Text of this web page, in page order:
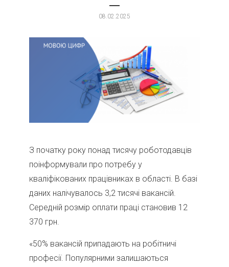
08.02.2025
З початку року понад тисячу роботодавців
поінформували про потребу у
кваліфікованих працівниках в області. В базі
даних налічувалось 3,2 тисячі вакансій.
Середній розмір оплати праці становив 12
370 грн.
«50% вакансій припадають на робітничі
професії. Популярними залишаються